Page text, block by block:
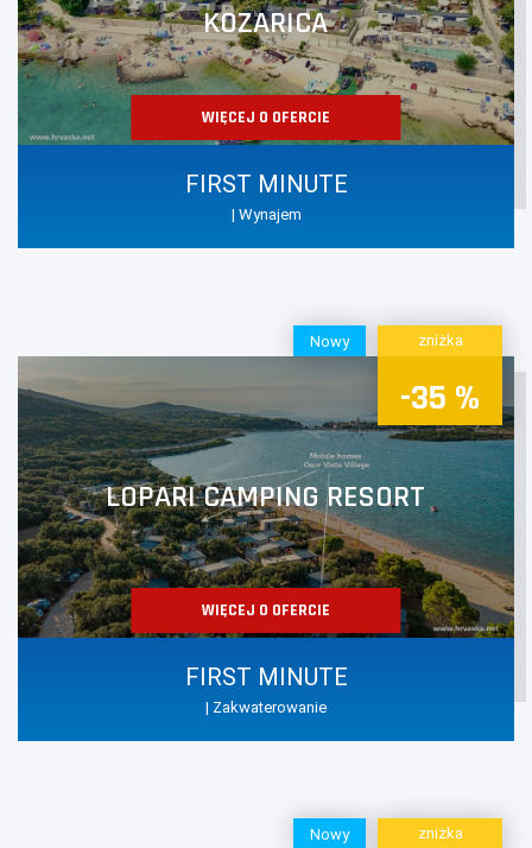
KOZARICA
WIĘCEJ O OFERCIE
FIRST MINUTE
| Wynajem
Nowy zniżka
-35 %
LOPARI CAMPING RESORT
WIĘCEJ O OFERCIE
FIRST MINUTE
| Zakwaterowanie
Nowy zniżka